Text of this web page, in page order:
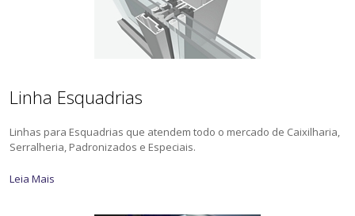
Linha Esquadrias
Linhas para Esquadrias que atendem todo o mercado de Caixilharia,
Serralheria, Padronizados e Especiais.
Leia Mais